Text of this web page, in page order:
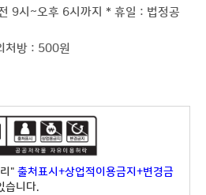
9시~오후 6시까지 * 휴일 : 법정공
처방 : 500원
" 출처표시+상업적이용금지+변경금
습니다.